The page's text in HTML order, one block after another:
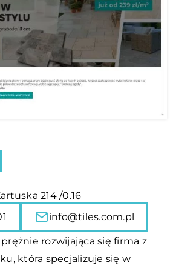
214 /0.16
info@tiles.com.pl
prężnie rozwijająca się firma z
która specjalizuje się w